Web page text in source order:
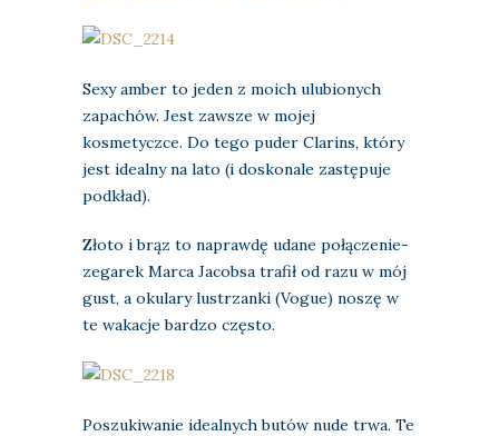
Sexy amber to jeden z moich ulubionych
zapachów. Jest zawsze w mojej
kosmetyczce. Do tego puder Clarins, który
jest idealny na lato (i doskonale zastępuje
podkład).
Złoto i brąz to naprawdę udane połączenie-
zegarek Marca Jacobsa trafił od razu w mój
gust, a okulary lustrzanki (Vogue) noszę w
te wakacje bardzo często.
Poszukiwanie idealnych butów nude trwa. Te